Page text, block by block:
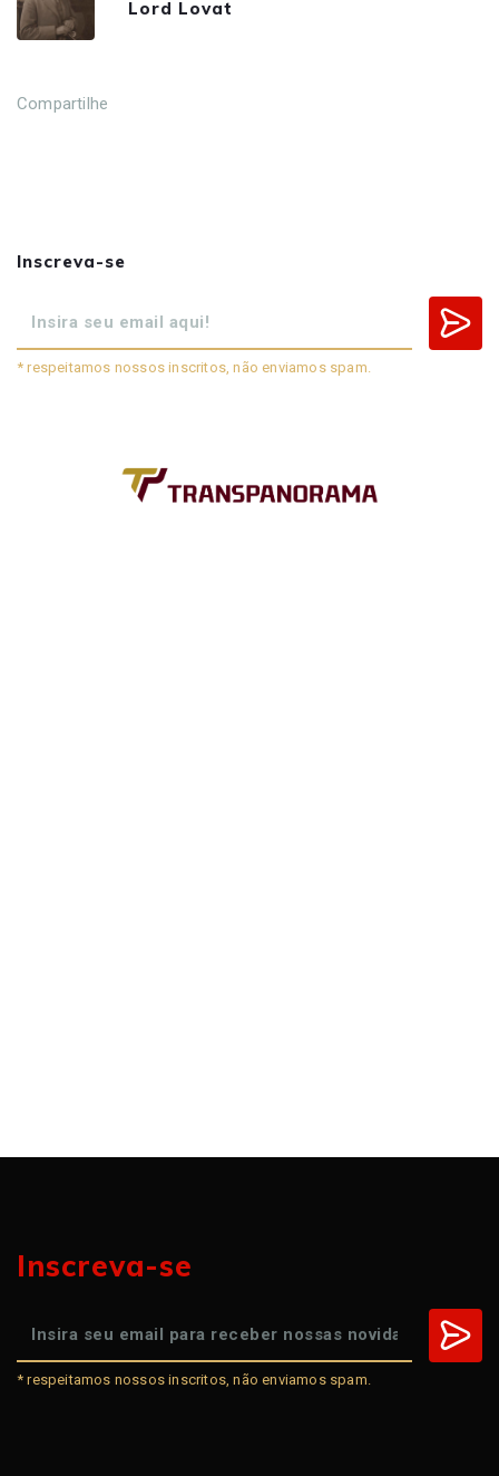
Lord Lovat
Compartilhe
Inscreva-se
* respeitamos nossos inscritos, não enviamos spam.
Inscreva-se
* respeitamos nossos inscritos, não enviamos spam.